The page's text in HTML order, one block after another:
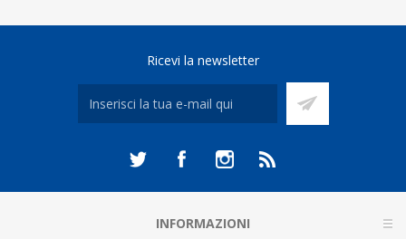
Ricevi la newsletter
INFORMAZIONI